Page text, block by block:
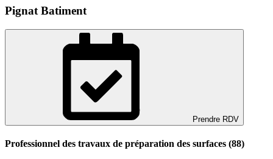
Pignat Batiment
Prendre RDV
Professionnel des travaux de préparation des surfaces (88)